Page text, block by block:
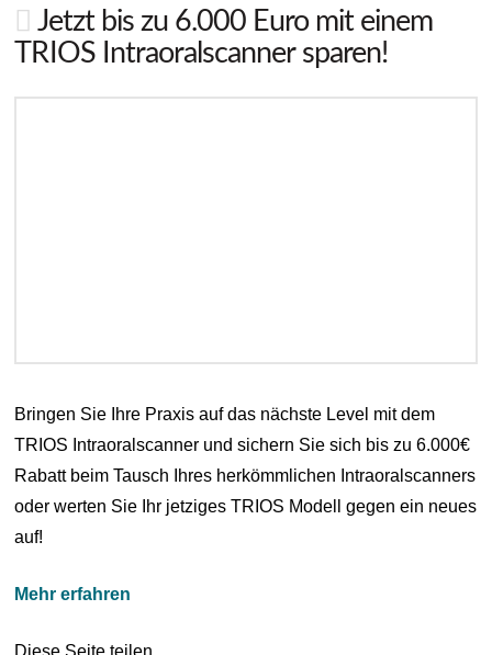
Jetzt bis zu 6.000 Euro mit einem
TRIOS Intraoralscanner sparen!
Bringen Sie Ihre Praxis auf das nächste Level mit dem
TRIOS Intraoralscanner und sichern Sie sich bis zu 6.000€
Rabatt beim Tausch Ihres herkömmlichen Intraoralscanners
oder werten Sie Ihr jetziges TRIOS Modell gegen ein neues
auf!
Mehr erfahren
Diese Seite teilen